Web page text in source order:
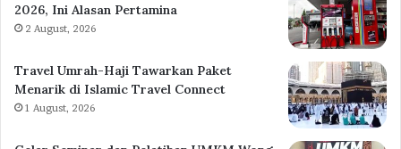
2026, Ini Alasan Pertamina
2 August, 2026
Travel Umrah-Haji Tawarkan Paket
Menarik di Islamic Travel Connect
1 August, 2026